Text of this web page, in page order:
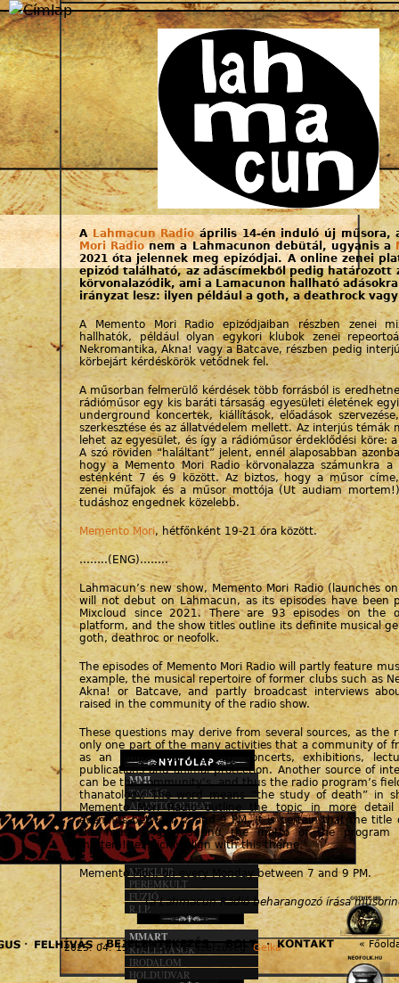
Jump to navigation
A Lahmacun Radioáprilis 14-én induló új műsora,
Mori Radionem a Lahmacunon debütál, ugyanis a
2021 óta jelennek meg epizódjai. A online zenei
epizód található, az adáscímekből pedig határozott
körvonalazódik, ami a Lamacunon hallható
irányzat lesz: ilyen például a goth, a deathrock
A Memento Mori Radio epizódjaiban részben zenei
hallhatók, például olyan egykori klubok zenei
Nekromantika, Akna! vagy a Batcave, részben pedig
körbejárt kérdéskörök vetődnek fel.
A műsorban felmerülő kérdések több forrásból is
rádióműsor egy kis baráti társaság egyesületi életének
underground koncertek, kiállítások, előadások
szerkesztése és az állatvédelem mellett. Az interjús témák
lehet az egyesület, és így a rádióműsor érdeklődési köre:
A szó röviden “haláltant” jelent, ennél alaposabban
hogy a Memento Mori Radio körvonalazza számunkra
esténként 7 és 9 között. Az biztos, hogy a műsor
zenei műfajok és a műsor mottója (Ut audiam
tudáshoz engednek közelebb.
Memento Mori, hétfőnként 19-21 óra között.
……..(ENG)……..
Lahmacun’s new show, Memento Mori Radio (launches
will not debut on Lahmacun, as its episodes have been
Mixcloud since 2021. There are 93 episodes on the
platform, and the show titles outline its definite musical
goth, deathroc or neofolk.
The episodes of Memento Mori Radio will partly feature
example, the musical repertoire of former clubs such as
Akna! or Batcave, and partly broadcast interviews
raised in the community of the radio show.
These questions may derive from several sources, as the
only one part of the many activities that a community of
as an underground group: concerts, exhibitions,
publications and animal protection. Another source of
can be the community’s, and thus the radio program’s
thanatology. The word means “the study of death” in
Memento Mori Radio outline the topic in more detail
evenings between 7 and 9 PM. It is certain that the title
the musical genres and the motto of the program
mortem!) explicitly align with this theme.
Memento Mori, on every Monday between 7 and 9 PM.
(a Lahmacun Rádió beharangozó írása
A hozzászóláshozregisztráció és bejelentkezés
2025. 04. 15. - 03:50 | © szerzőség: Gelka «
MMI
TAGSÁG
ALAPÍTÓ OKIRAT
KÖZHASZN. JEL.
1%
MMACT
MMKLUB
PEREMKULT
FÚZIÓ
R.I.P.
MMART
KIÁLLÍTÁSOK
IRODALOM
HOLDUDVAR